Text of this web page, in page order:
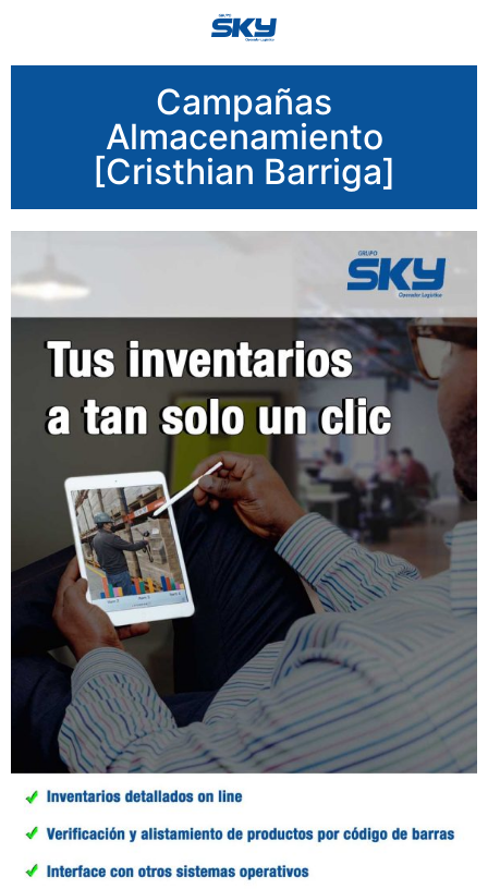
Campañas
Almacenamiento
[Cristhian Barriga]